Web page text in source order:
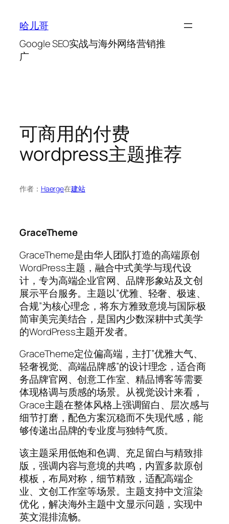
哈儿哥
Google SEO实战与海外网络营销推
广
可商用的付费
wordpress主题推荐
作者： Haerge在建站
GraceTheme
GraceTheme是由华人团队打造的高端原创
WordPress主题，融合中式美学与现代设
计，专为高端企业官网、品牌形象站及文创
展示平台服务。主题以”优雅、轻奢、极速、
合规”为核心理念，将东方雅致意境与国际极
简审美完美结合，是国内少数深耕中式美学
的WordPress主题开发者。
GraceTheme定位偏高端，主打”优雅大气、
轻奢视觉、高端品牌感”的设计理念，适合商
务品牌官网、创意工作室、精品博客等需要
体现格调与质感的场景。从视觉设计来看，
Grace主题在整体风格上强调留白、层次感与
细节打磨，配色方案沉稳而不失现代感，能
够传递出品牌的专业度与独特气质。
该主题采用低饱和色调、充足留白与精致排
版，强调内容与意境的共鸣，内置多款原创
模板，布局对称，细节精致，适配高端企
业、文创工作室等场景。主题支持中文渲染
优化，解决海外主题中文显示问题，实现中
英文混排流畅。